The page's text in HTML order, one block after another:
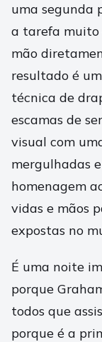
uma segunda
a tarefa muito
mão
resultado é
técnica de
escamas de
visual com
mergulhadas
homenagem
vidas e mãos
expostas no
É uma noite
porque
todos que
porque é a